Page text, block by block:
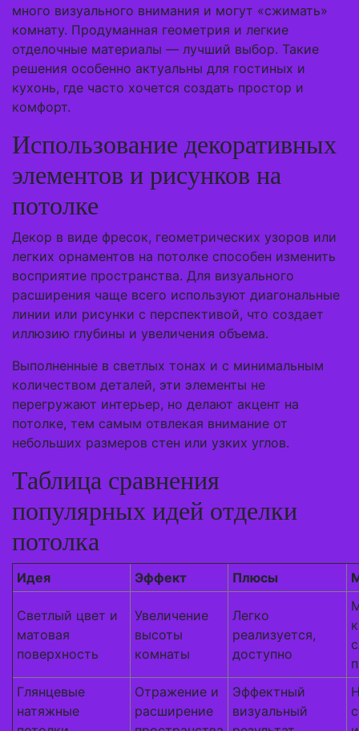
много визуального внимания и могут «сжимать»
комнату. Продуманная геометрия и легкие
отделочные материалы — лучший выбор. Такие
решения особенно актуальны для гостиных и
кухонь, где часто хочется создать простор и
комфорт.
Использование декоративных
элементов и рисунков на
потолке
Декор в виде фресок, геометрических узоров или
легких орнаментов на потолке способен изменить
восприятие пространства. Для визуального
расширения чаще всего используют диагональные
линии или рисунки с перспективой, что создает
иллюзию глубины и увеличения объема.
Выполненные в светлых тонах и с минимальным
количеством деталей, эти элементы не
перегружают интерьер, но делают акцент на
потолке, тем самым отвлекая внимание от
небольших размеров стен или узких углов.
Таблица сравнения
популярных идей отделки
потолка
Идея Эффект Плюсы
Светлый цвет и
матовая
поверхность
Увеличение
высоты
комнаты
Легко
реализуется,
доступно
Глянцевые
натяжные
Отражение и
расширение
Эффектный
визуальный